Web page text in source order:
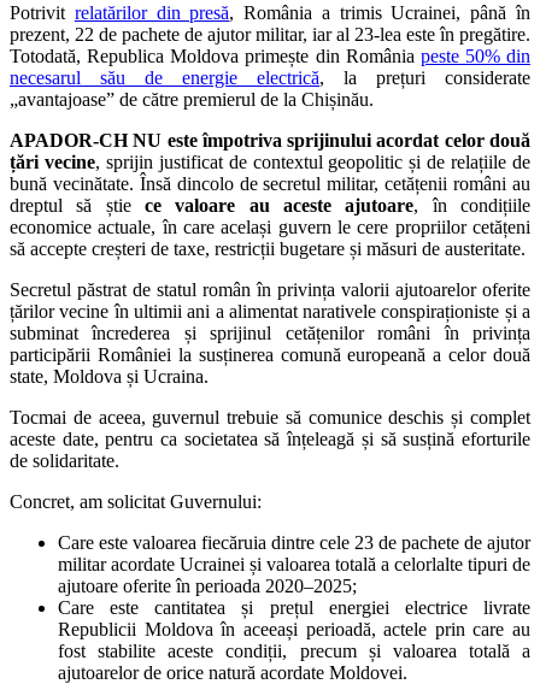
Potrivit relatărilor din presă, România a trimis Ucrainei, până în
prezent, 22 de pachete de ajutor militar, iar al 23-lea este în pregătire.
Totodată, Republica Moldova primește din România peste 50% din
necesarul său de energie electrică, la prețuri considerate
„avantajoase” de către premierul de la Chișinău.
APADOR-CH NU este împotriva sprijinului acordat celor două
țări vecine, sprijin justificat de contextul geopolitic și de relațiile de
bună vecinătate. Însă dincolo de secretul militar, cetățenii români au
dreptul să știe ce valoare au aceste ajutoare, în condițiile
economice actuale, în care același guvern le cere propriilor cetățeni
să accepte creșteri de taxe, restricții bugetare și măsuri de austeritate.
Secretul păstrat de statul român în privința valorii ajutoarelor oferite
țărilor vecine în ultimii ani a alimentat narativele conspiraționiste și a
subminat încrederea și sprijinul cetățenilor români în privința
participării României la susținerea comună europeană a celor două
state, Moldova și Ucraina.
Tocmai de aceea, guvernul trebuie să comunice deschis și complet
aceste date, pentru ca societatea să înțeleagă și să susțină eforturile
de solidaritate.
Concret, am solicitat Guvernului:
Care este valoarea fiecăruia dintre cele 23 de pachete de ajutor
militar acordate Ucrainei și valoarea totală a celorlalte tipuri de
ajutoare oferite în perioada 2020–2025;
Care este cantitatea și prețul energiei electrice livrate
Republicii Moldova în aceeași perioadă, actele prin care au
fost stabilite aceste condiții, precum și valoarea totală a
ajutoarelor de orice natură acordate Moldovei.